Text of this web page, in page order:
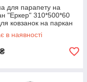
для парапету на
"Еркер" 310*500*60
ковзанок на паркан
в наявності
₴